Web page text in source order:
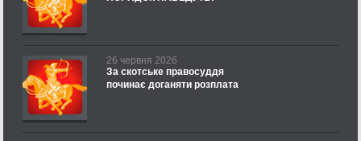
26 червня 2026
За скотське правосуддя
починає доганяти розплата